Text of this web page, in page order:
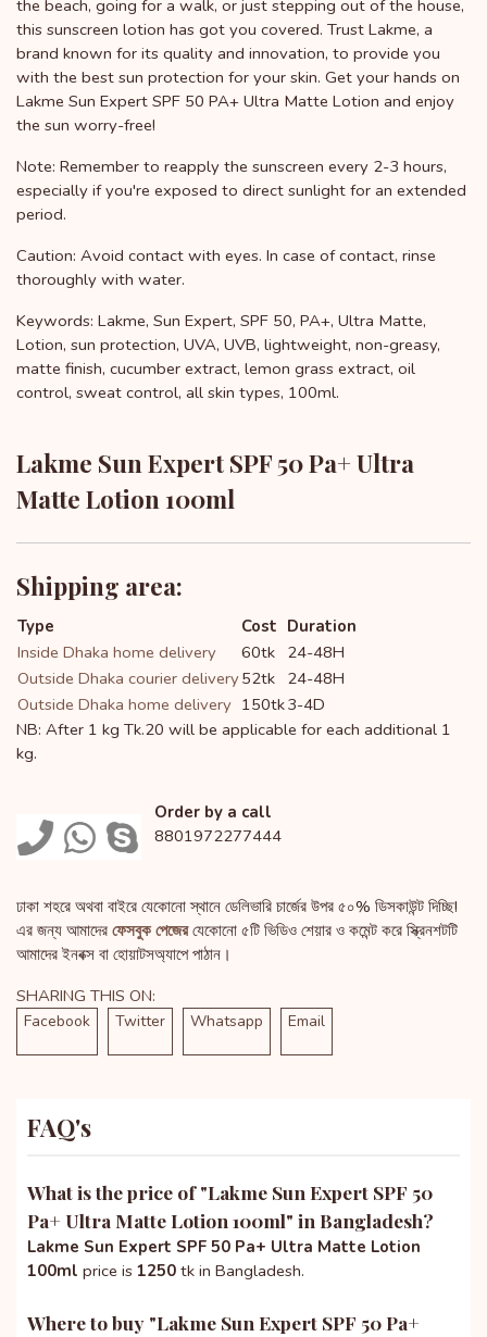
the beach, going for a walk, or just stepping out of the house,
this sunscreen lotion has got you covered. Trust Lakme, a
brand known for its quality and innovation, to provide you
with the best sun protection for your skin. Get your hands on
Lakme Sun Expert SPF 50 PA+ Ultra Matte Lotion and enjoy
the sun worry-free!
Note: Remember to reapply the sunscreen every 2-3 hours,
especially if you're exposed to direct sunlight for an extended
period.
Caution: Avoid contact with eyes. In case of contact, rinse
thoroughly with water.
Keywords: Lakme, Sun Expert, SPF 50, PA+, Ultra Matte,
Lotion, sun protection, UVA, UVB, lightweight, non-greasy,
matte finish, cucumber extract, lemon grass extract, oil
control, sweat control, all skin types, 100ml.
Lakme Sun Expert SPF 50 Pa+ Ultra
Matte Lotion 100ml
Shipping area:
Type Cost Duration
Inside Dhaka home delivery
60tk 24-48H
Outside Dhaka courier delivery52tk 24-48H
Outside Dhaka home delivery 150tk3-4D
NB: After 1 kg Tk.20 will be applicable for each additional 1
kg.
Order by a call
8801972277444
ঢাকা শহরে অথবা বাইরে যেকোনো স্থানে ডেলিভারি চার্জের উপর ৫০% ডিসকাউন্ট দিচ্ছি!
এর জন্য আমাদের ফেসবুক পেজেরযেকোনো ৫টি ভিডিও শেয়ার ও কমেন্ট করে স্ক্রিনশটটি
আমাদের ইনবক্স বা হোয়াটসঅ্যাপে পাঠান।
SHARING THIS ON:
Facebook Twitter Whatsapp Email
FAQ's
What is the price of "Lakme Sun Expert SPF 50
Pa+ Ultra Matte Lotion 100ml" in Bangladesh?
Lakme Sun Expert SPF 50 Pa+ Ultra Matte Lotion
100ml price is 1250 tk in Bangladesh.
Where to buy "Lakme Sun Expert SPF 50 Pa+